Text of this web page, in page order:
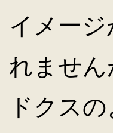
イメー
れません
ドクス